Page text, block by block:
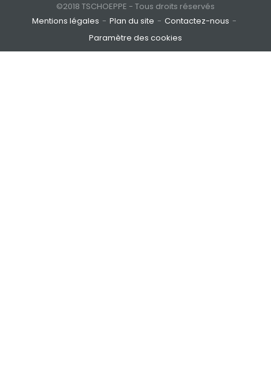
©2018 TSCHOEPPE - Tous droits réservés
Mentions légales
Plan du site
Contactez-nous
Paramètre des cookies